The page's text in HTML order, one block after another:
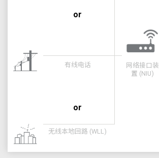
or
有线电话
网络接口装
置 (NIU)
or
无线本地回路 (WLL)